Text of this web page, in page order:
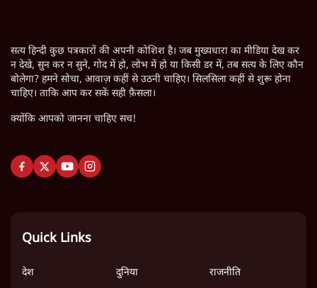
सत्य हिन्दी कुछ पत्रकारों की अपनी कोशिश है। जब मुख्यधारा का मीडिया देख कर
न देखे, सुन कर न सुने, गोद में हो, लोभ में हो या किसी डर में, तब सत्य के लिए कौन
बोलेगा? हमने सोचा, आवाज़ कहीं से उठनी चाहिए। सिलसिला कहीं से शुरू होना
चाहिए। ताकि आप कर सकें सही फ़ैसला।
क्योंकि आपको जानना चाहिए सच!
Quick Links
देश दुनिया
राजनीति